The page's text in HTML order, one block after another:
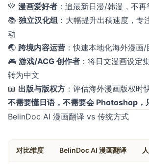
🎌 漫画爱好者 ：追最新日漫/韩漫，不再
📚 独立汉化组 ：大幅提升出稿速度，专
动
🌏 跨境内容运营 ：快速本地化海外漫画
🎮 游戏/ACG 创作者 ：将日文漫画设定
转为中文
📖 出版与版权方 ：评估海外漫画版权时
不需要懂日语，不需要会 Photoshop，
BelinDoc AI 漫画翻译 vs 传统方式
对比维度 BelinDoc AI 漫画翻译